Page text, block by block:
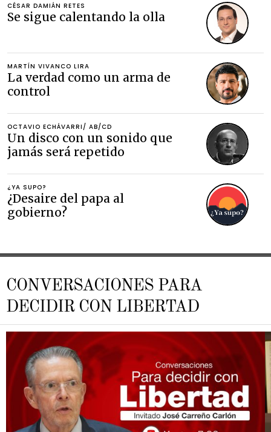
CÉSAR DAMIÁN RETES
Se sigue calentando la olla
MARTÍN VIVANCO LIRA
La verdad como un arma de
control
OCTAVIO ECHÁVARRI/ AB/CD
Un disco con un sonido que
jamás será repetido
¿YA SUPO?
¿Desaire del papa al
gobierno?
CONVERSACIONES PARA
DECIDIR CON LIBERTAD